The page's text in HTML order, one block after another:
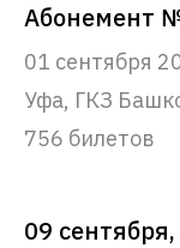
01 сентября
Уфа, ГКЗ
756 билетов
09